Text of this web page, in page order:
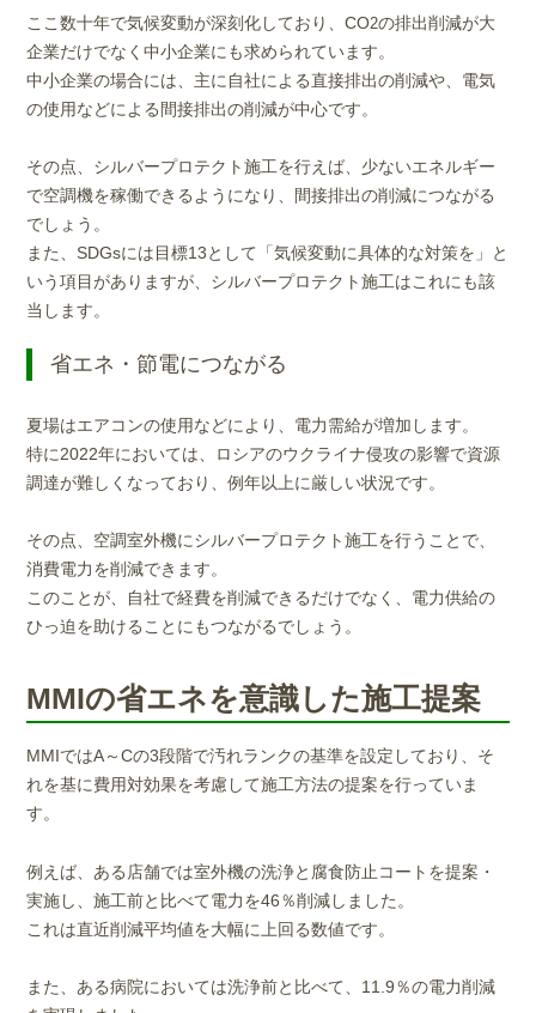
ここ数十年で気候変動が深刻化しており、CO2の排出削減が大
企業だけでなく中小企業にも求められています。
中小企業の場合には、主に自社による直接排出の削減や、電気
の使用などによる間接排出の削減が中心です。
その点、シルバープロテクト施工を行えば、少ないエネルギー
で空調機を稼働できるようになり、間接排出の削減につながる
でしょう。
また、SDGsには目標13として「気候変動に具体的な対策を」と
いう項目がありますが、シルバープロテクト施工はこれにも該
当します。
省エネ・節電につながる
夏場はエアコンの使用などにより、電力需給が増加します。
特に2022年においては、ロシアのウクライナ侵攻の影響で資源
調達が難しくなっており、例年以上に厳しい状況です。
その点、空調室外機にシルバープロテクト施工を行うことで、
消費電力を削減できます。
このことが、自社で経費を削減できるだけでなく、電力供給の
ひっ迫を助けることにもつながるでしょう。
MMIの省エネを意識した施工提案
MMIではA～Cの3段階で汚れランクの基準を設定しており、そ
れを基に費用対効果を考慮して施工方法の提案を行っていま
す。
例えば、ある店舗では室外機の洗浄と腐食防止コートを提案・
実施し、施工前と比べて電力を46％削減しました。
これは直近削減平均値を大幅に上回る数値です。
また、ある病院においては洗浄前と比べて、11.9％の電力削減